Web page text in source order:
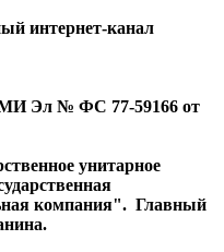
интернет-канал
Эл № ФС 77-59166 от
унитарное
компания". Главный